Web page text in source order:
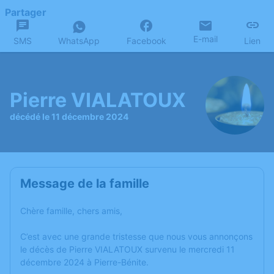
Partager
SMS WhatsApp Facebook E-mail Lien
Pierre VIALATOUX
décédé le 11 décembre 2024
Message de la famille
Chère famille, chers amis,
C’est avec une grande tristesse que nous vous annonçons
le décès de Pierre VIALATOUX survenu le mercredi 11
décembre 2024 à Pierre-Bénite.